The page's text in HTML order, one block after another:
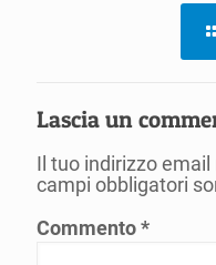
Lascia un
Il tuo indirizzo
campi obbligatori
Commento*